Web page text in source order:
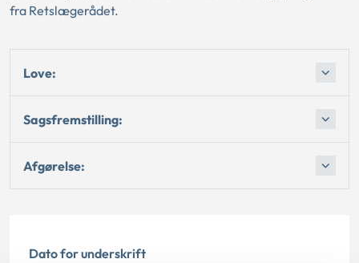
fra Retslægerådet.
Love:
Sagsfremstilling:
Afgørelse:
Dato for underskrift